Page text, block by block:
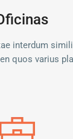
interdum
quos varius